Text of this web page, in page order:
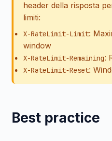
header della risposta
limiti:
X-RateLimit-Limit:
window
X-RateLimit-Remaining:
X-RateLimit-Reset:
Best practice